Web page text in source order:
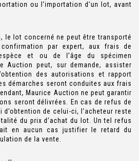
ou l’importation d’un lot, avant
le lot concerné ne peut être transporté
confirmation par expert, aux frais de
et ou de l’âge du spécimen
Auction peut, sur demande, assister
des autorisations et rapport
démarches seront conduites aux frais
Maurice Auction ne peut garantir
seront délivrées. En cas de refus de
d’obtention de celui-ci, l’acheteur reste
du prix d’achat du lot. Un tel refus
en aucun cas justifier le retard du
de la vente.